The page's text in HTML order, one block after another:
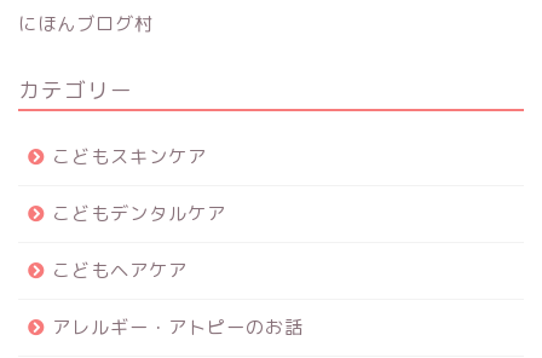
にほんブログ村
カテゴリー
こどもスキンケア
こどもデンタルケア
こどもヘアケア
アレルギー・アトピーのお話